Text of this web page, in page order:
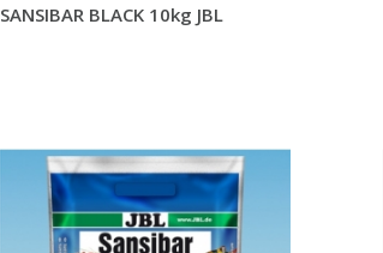
SANSIBAR BLACK 10kg JBL